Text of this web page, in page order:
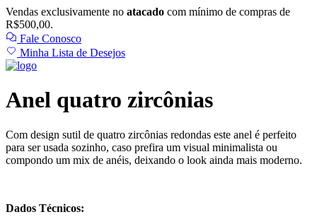
Vendas exclusivamente no atacado com mínimo de compras de
R$500,00.
Fale Conosco
Minha Lista de Desejos
Anel quatro zircônias
Com design sutil de quatro zircônias redondas este anel é perfeito
para ser usada sozinho, caso prefira um visual minimalista ou
compondo um mix de anéis, deixando o look ainda mais moderno.
Dados Técnicos: